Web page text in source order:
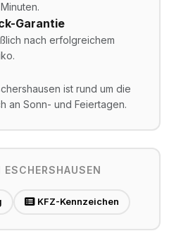
Garantie
nach erfolgreichem
ist rund um die
an Sonn- und Feiertagen.
ESCHERSHAUSEN
KFZ-Kennzeichen